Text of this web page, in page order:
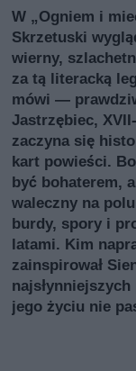
W „Ogniem i
Skrzetuski
wierny,
za tą literacką
mówi —
Jastrzębiec,
zaczyna się
kart powieści.
być bohaterem,
waleczny na
burdy, spory i
latami. Kim
zainspirował
jego życiu nie